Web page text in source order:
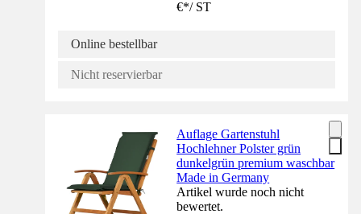
€*/ ST
Online bestellbar
Nicht reservierbar
Auflage Gartenstuhl
Hochlehner Polster grün
dunkelgrün premium waschbar
Made in Germany
Artikel wurde noch nicht
bewertet.